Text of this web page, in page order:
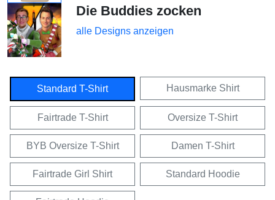
Die Buddies zocken
alle Designs anzeigen
Standard T-Shirt Hausmarke Shirt
Fairtrade T-Shirt Oversize T-Shirt
BYB Oversize T-Shirt Damen T-Shirt
Fairtrade Girl Shirt Standard Hoodie